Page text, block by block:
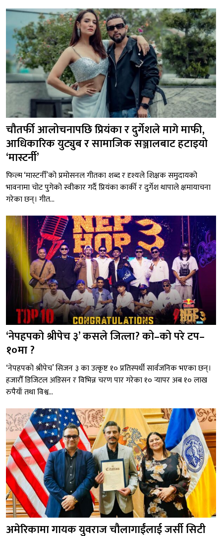
चौतर्फी आलोचनापछि प्रियंका र दुर्गेशले मागे माफी,
आधिकारिक युट्युब र सामाजिक सञ्जालबाट हटाइयो
‘मास्टर्नी’
फिल्म ‘मास्टर्नी’को प्रमोसनल गीतका शब्द र दृश्यले शिक्षक समुदायको
भावनामा चोट पुगेको स्वीकार गर्दै प्रियंका कार्की र दुर्गेश थापाले क्षमायाचना
गरेका छन्। गीत...
‘नेपहपको श्रीपेच ३’ कसले जित्ला? को–को परे टप–
१०मा ?
‘नेपहपको श्रीपेच’ सिजन ३ का उत्कृष्ट १० प्रतिस्पर्धी सार्वजनिक भएका छन्।
हजारौँ डिजिटल अडिसन र विभिन्न चरण पार गरेका १० र्‍यापर अब १० लाख
रुपैयाँ तथा विश्व...
अमेरिकामा गायक युवराज चौलागाईंलाई जर्सी सिटी